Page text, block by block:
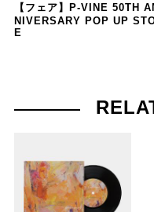
【フェア】P-VINE 50TH
NIVERSARY POP UP
E